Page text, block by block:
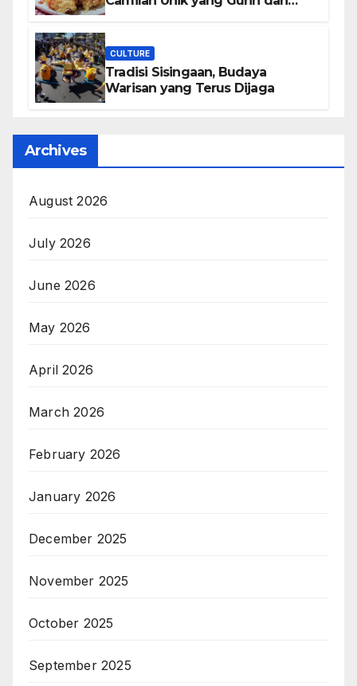
CULTURE
Tradisi Sisingaan, Budaya
Warisan yang Terus Dijaga
Archives
August 2026
July 2026
June 2026
May 2026
April 2026
March 2026
February 2026
January 2026
December 2025
November 2025
October 2025
September 2025